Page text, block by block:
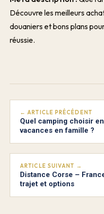
Découvre les meilleurs
douaniers et bons plans
réussie.
← ARTICLE PRÉCÉDENT
Quel camping choisir
vacances en famille ?
ARTICLE SUIVANT →
Distance Corse –
trajet et options